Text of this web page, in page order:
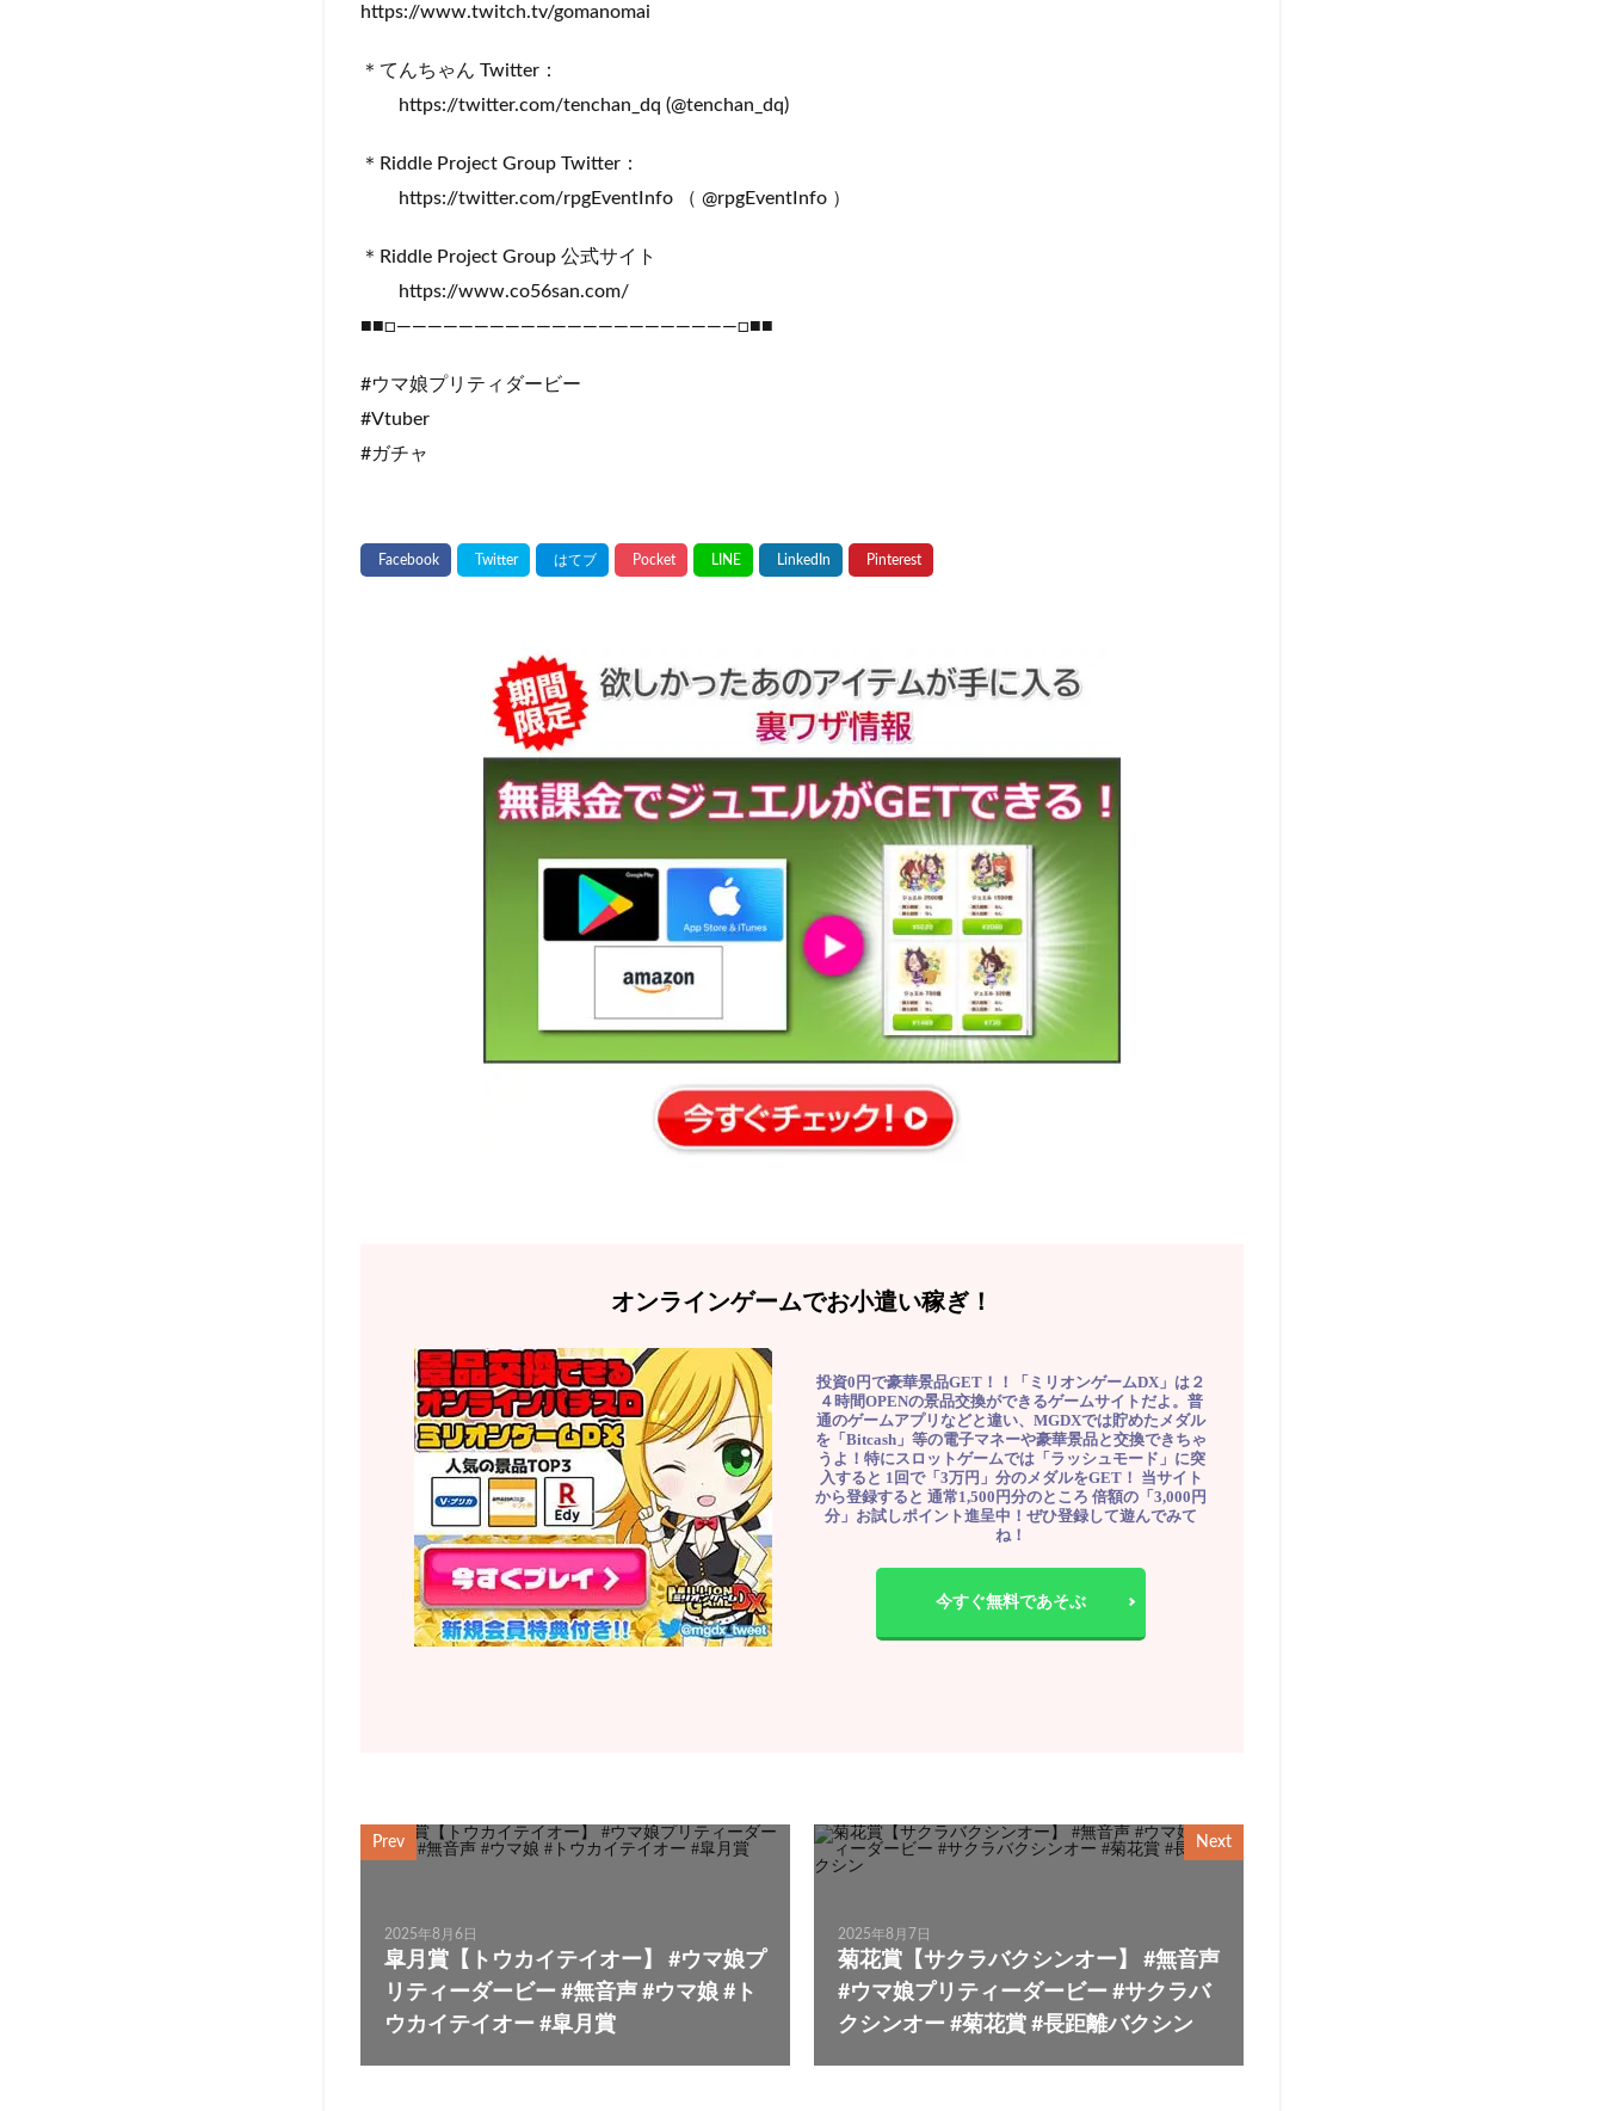
https://www.twitch.tv/gomanomai
＊てんちゃん Twitter：
https://twitter.com/tenchan_dq (@tenchan_dq)
＊Riddle Project Group Twitter：
https://twitter.com/rpgEventInfo （ @rpgEventInfo ）
＊Riddle Project Group 公式サイト
https://www.co56san.com/
■■□――――――――――――――――――――――□■■
#ウマ娘プリティダービー
#Vtuber
#ガチャ
オンラインゲームでお小遣い稼ぎ！
投資0円で豪華景品GET！！「ミリオンゲームDX」は２
４時間OPENの景品交換ができるゲームサイトだよ。普
通のゲームアプリなどと違い、MGDXでは貯めたメダル
を「Bitcash」等の電子マネーや豪華景品と交換できちゃ
うよ！特にスロットゲームでは「ラッシュモード」に突
入すると 1回で「3万円」分のメダルをGET！ 当サイト
から登録すると 通常1,500円分のところ 倍額の「3,000円
分」お試しポイント進呈中！ぜひ登録して遊んでみて
ね！
今すぐ無料であそぶ
Prev
2025年8月6日
皐月賞【トウカイテイオー】 #ウマ娘プ
リティーダービー #無音声 #ウマ娘 #ト
ウカイテイオー #皐月賞
Next
2025年8月7日
菊花賞【サクラバクシンオー】 #無音声
#ウマ娘プリティーダービー #サクラバ
クシンオー #菊花賞 #長距離バクシン